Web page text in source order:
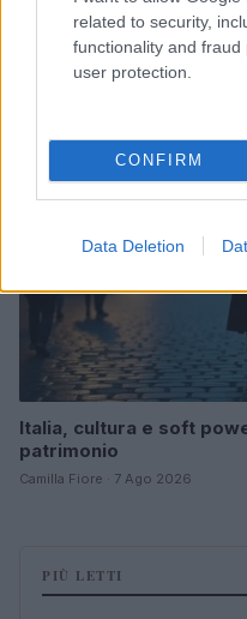
related to security,
functionality and
user protection.
CONFIRM
Data Deletion
Gassanoff vince a
Cristian Castiglioni · 7 Ago 2026
Italia, cultura e soft
patrimonio
Camilla Fiore · 7 Ago 2026
PIÙ LETTI